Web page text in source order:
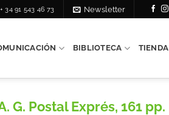
+ 34 91 543 46 73 Newsletter
BIBLIOTECA TIENDA
G. Postal Exprés, 161 pp.